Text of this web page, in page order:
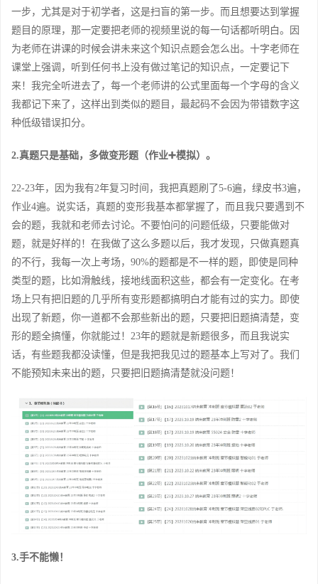
一步，尤其是对于初学者，这是扫盲的第一步。而且想要达到掌握
题目的原理，那一定要把老师的视频里说的每一句话都听明白。因
为老师在讲课的时候会讲未来这个知识点题会怎么出。十字老师在
课堂上强调，听到任何书上没有做过笔记的知识点，一定要记下
来！我完全听进去了，每一个老师讲的公式里面每一个字母的含义
我都记下来了，这样出到类似的题目，最起码不会因为带错数字这
种低级错误扣分。
2.真题只是基础，多做变形题（作业➕模拟）。
22-23年，因为我有2年复习时间，我把真题刷了5-6遍，绿皮书3遍，
作业4遍。说实话，真题的变形我基本都掌握了，而且我只要遇到不
会的题，我就和老师去讨论。不要怕问的问题低级，只要能做对
题，就是好样的！在我做了这么多题以后，我才发现，只做真题真
的不行，我每一次上考场，90%的题都是不一样的题，即使是同种
类型的题，比如滑触线，接地线面积这些，都会有一定变化。在考
场上只有把旧题的几乎所有变形题都搞明白才能有过的实力。即使
出现了新题，你一道都不会那些新出的题，只要把旧题搞清楚，变
形的题全搞懂，你就能过！23年的题就是新题很多，而且我说实
话，有些题我都没读懂，但是我把我见过的题基本上写对了。我们
不能预知未来出的题，只要把旧题搞清楚就没问题！
3.手不能懒！